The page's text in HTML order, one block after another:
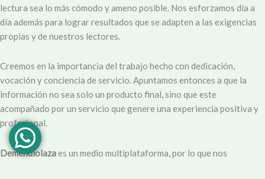
lectura sea lo más cómodo y ameno posible. Nos esforzamos día a
día además para lograr resultados que se adapten a las exigencias
propias y de nuestros lectores.
Creemos en la importancia del trabajo hecho con dedicación,
vocación y conciencia de servicio. Apuntamos entonces a que la
información no sea solo un producto final, sino que este
acompañado por un servicio que genere una experiencia positiva y
profesional.
Demendiolazaes un medio multiplataforma, por lo que nos